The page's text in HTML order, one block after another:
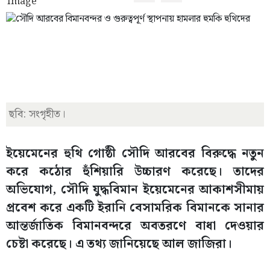
ছবি: সংগৃহীত।
ইয়েমেনের হুথি গোষ্ঠী সৌদি আরবের বিরুদ্ধে নতুন
করে কঠোর হুঁশিয়ারি উচ্চারণ করেছে। তাদের
অভিযোগ, সৌদি যুদ্ধবিমান ইয়েমেনের আকাশসীমায়
প্রবেশ করে একটি ইরানি বেসামরিক বিমানকে সানার
আন্তর্জাতিক বিমানবন্দরে অবতরণে বাধা দেওয়ার
চেষ্টা করেছে। এ তথ্য জানিয়েছে আল জাজিরা।